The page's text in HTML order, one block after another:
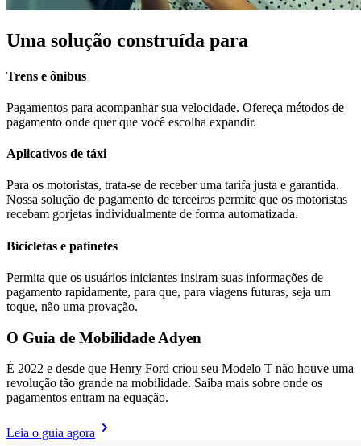
Uma solução construída para
Trens e ônibus
Pagamentos para acompanhar sua velocidade. Ofereça métodos de
pagamento onde quer que você escolha expandir.
Aplicativos de táxi
Para os motoristas, trata-se de receber uma tarifa justa e garantida.
Nossa solução de pagamento de terceiros permite que os motoristas
recebam gorjetas individualmente de forma automatizada.
Bicicletas e patinetes
Permita que os usuários iniciantes insiram suas informações de
pagamento rapidamente, para que, para viagens futuras, seja um
toque, não uma provação.
O Guia de Mobilidade Adyen
É 2022 e desde que Henry Ford criou seu Modelo T não houve uma
revolução tão grande na mobilidade. Saiba mais sobre onde os
pagamentos entram na equação.
Leia o guia agora